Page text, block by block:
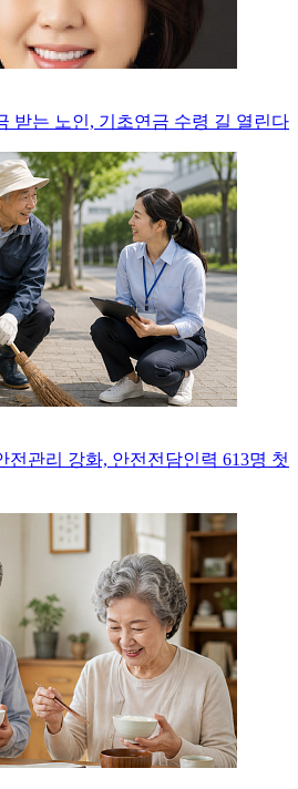
받는 노인, 기초연금 수령 길 열린다
전관리 강화, 안전전담인력 613명 첫